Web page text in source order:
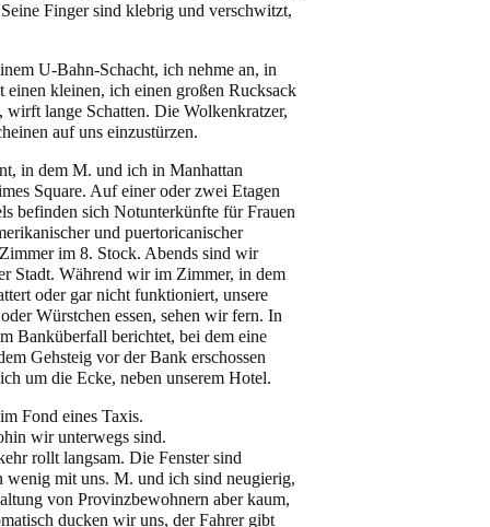
Finger sind klebrig und verschwitzt,
U-Bahn-Schacht, ich nehme an, in
einen kleinen, ich einen großen Rucksack
lange Schatten. Die Wolkenkratzer,
auf uns einzustürzen.
in dem M. und ich in Manhattan
Square. Auf einer oder zwei Etagen
befinden sich Notunterkünfte für Frauen
und puertoricanischer
im 8. Stock. Abends sind wir
Stadt. Während wir im Zimmer, in dem
oder gar nicht funktioniert, unsere
Würstchen essen, sehen wir fern. In
Banküberfall berichtet, bei dem eine
Gehsteig vor der Bank erschossen
um die Ecke, neben unserem Hotel.
Fond eines Taxis.
wir unterwegs sind.
rollt langsam. Die Fenster sind
wenig mit uns. M. und ich sind neugierig,
von Provinzbewohnern aber kaum,
ducken wir uns, der Fahrer gibt